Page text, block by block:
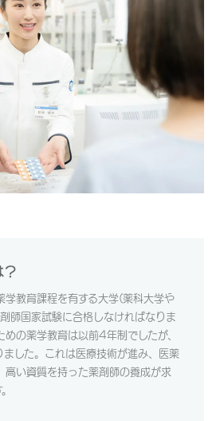
？
学教育課程を有する大学(薬科大学や
師国家試験に合格しなければなりま
めの薬学教育は以前4年制でしたが、
した。これは医療技術が進み、医薬
高い資質を持った薬剤師の養成が求